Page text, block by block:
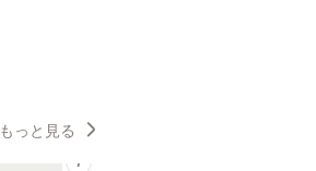
もっと見る
7